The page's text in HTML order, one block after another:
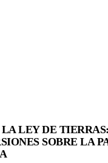
LEY DE
SOBRE LA